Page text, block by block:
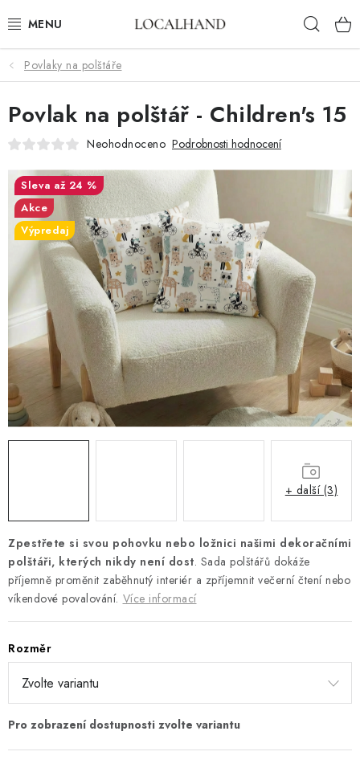
na
BYTOVÝ TEXTIL
METROVÝ TEXTIL
JARO/ LÉTO 2026
VÝPRODEJ
ČALOUNÍME A ŠIJEME NA MÍRU
KONTAKTY
ČALOUNĚNÍ
Platba a doprava
Reklamační řád
Všeobecné obchodní podmínky
Jak využíváme cookies
Ochrana osobních údajů
Odstoupení od smlouvy
Povlaky na polštáře
Zpestřete si svou pohovku nebo ložnici našimi dekoračními
polštáři, kterých nikdy není dost. Sada polštářů dokáže
příjemně proměnit zaběhnutý interiér a zpříjemnit večerní čtení nebo
víkendové povalování. Více informací
Rozměr
Povlak na polštář - Children's 15
Neohodnoceno Podrobnosti hodnocení
až 24 %
Akce
Výpredaj
+ další (3)